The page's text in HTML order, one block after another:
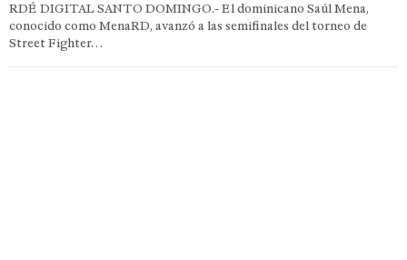
RDÉ DIGITAL SANTO DOMINGO.- El dominicano Saúl Mena,
conocido como MenaRD, avanzó a las semifinales del torneo de
Street Fighter…